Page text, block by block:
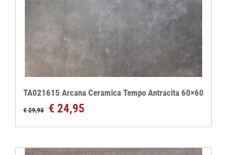
TA021615 Arcana Ceramica Tempo Antracita 60×60
€29,95
Oorspronkelijke
€ 24,95Huidige